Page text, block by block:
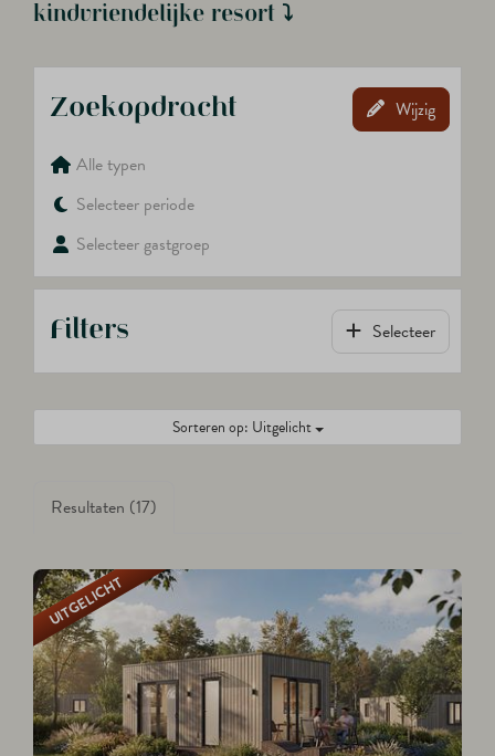
kindvriendelijke resort ⤵
Zoekopdracht Wijzig
Alle typen
Selecteer periode
Selecteer gastgroep
Filters Selecteer
Sorteren op: Uitgelicht
Resultaten (17)
UITGELICHT